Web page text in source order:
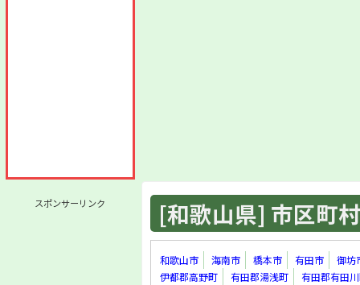
スポンサーリンク [和歌山県] 市区町
和歌山市 海南市 橋本市 有田市
御坊
伊都郡高野町
有田郡湯浅町
有田郡有田